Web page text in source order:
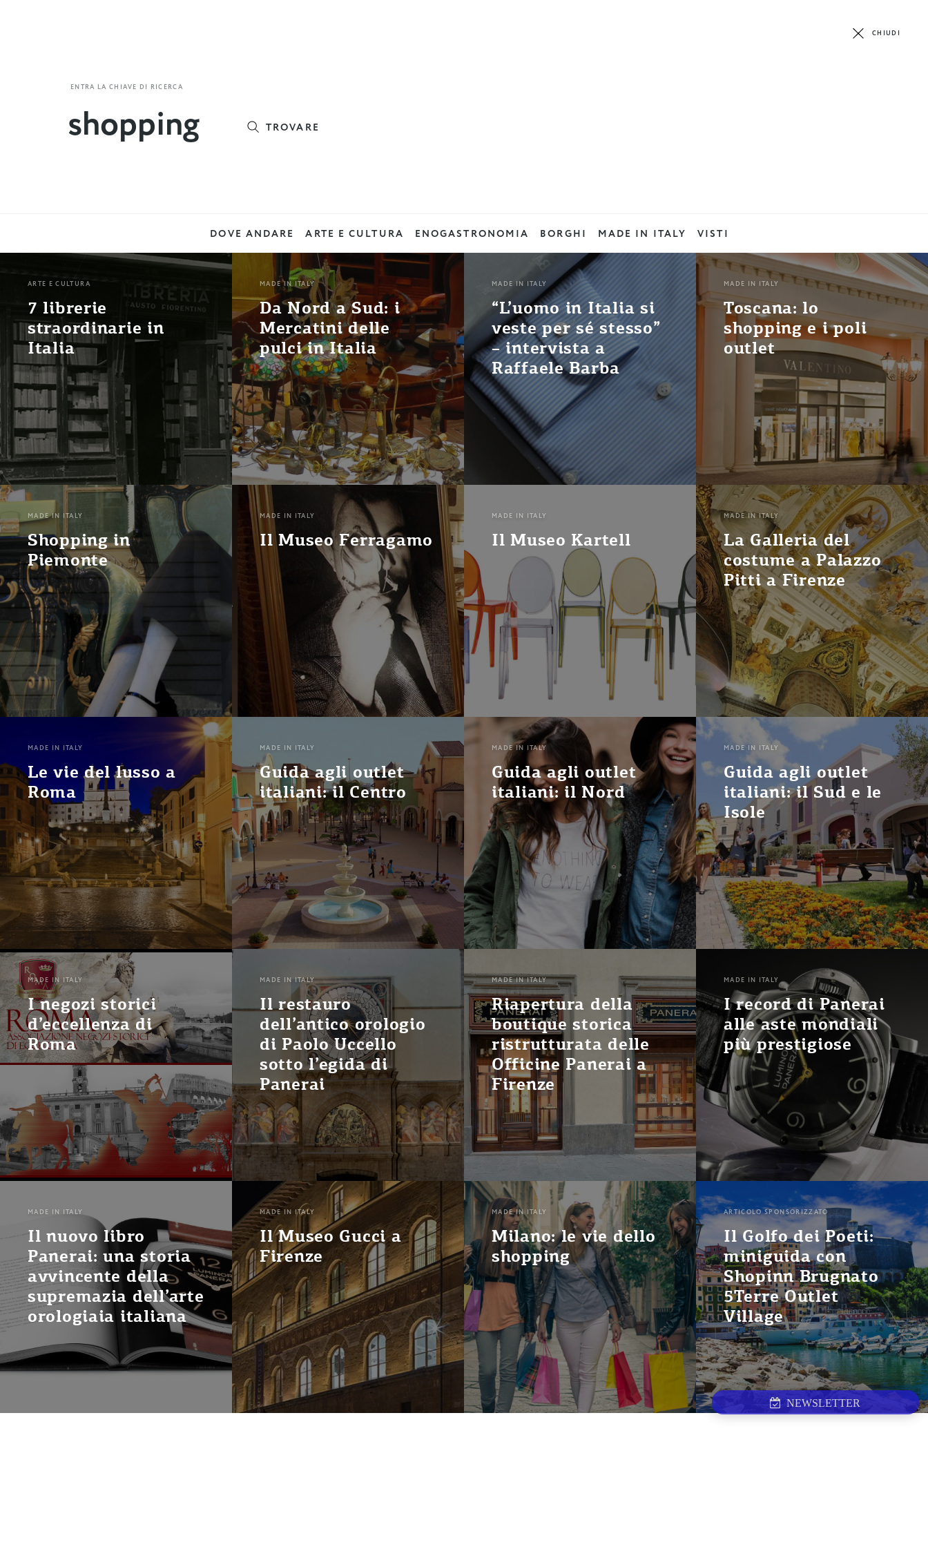
CHIUDI
ENTRA LA CHIAVE DI RICERCA
TROVARE
DOVE ANDARE ARTE E CULTURA ENOGASTRONOMIA BORGHI MADE IN ITALY VISTI
ARTE E CULTURA
7 librerie
straordinarie in
Italia
MADE IN ITALY
Da Nord a Sud: i
Mercatini delle
pulci in Italia
MADE IN ITALY
“L’uomo in Italia si
veste per sé stesso”
– intervista a
Raffaele Barba
MADE IN ITALY
Toscana: lo
shopping e i poli
outlet
MADE IN ITALY
Shopping in
Piemonte
MADE IN ITALY
Il Museo Ferragamo
MADE IN ITALY
Il Museo Kartell
MADE IN ITALY
La Galleria del
costume a Palazzo
Pitti a Firenze
MADE IN ITALY
Le vie del lusso a
Roma
MADE IN ITALY
Guida agli outlet
italiani: il Centro
MADE IN ITALY
Guida agli outlet
italiani: il Nord
MADE IN ITALY
Guida agli outlet
italiani: il Sud e le
Isole
MADE IN ITALY
I negozi storici
d’eccellenza di
Roma
MADE IN ITALY
Il restauro
dell’antico orologio
di Paolo Uccello
sotto l’egida di
Panerai
MADE IN ITALY
Riapertura della
boutique storica
ristrutturata delle
Officine Panerai a
Firenze
MADE IN ITALY
I record di Panerai
alle aste mondiali
più prestigiose
MADE IN ITALY
Il nuovo libro
Panerai: una storia
avvincente della
supremazia dell’arte
orologiaia italiana
MADE IN ITALY
Il Museo Gucci a
Firenze
MADE IN ITALY
Milano: le vie dello
shopping
ARTICOLO SPONSORIZZATO
Il Golfo dei Poeti:
miniguida con
Shopinn Brugnato
5Terre Outlet
Village
NEWSLETTER